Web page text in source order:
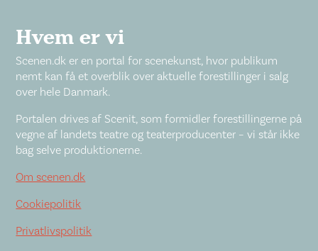
Hvem er vi
Scenen.dk er en portal for scenekunst, hvor publikum
nemt kan få et overblik over aktuelle forestillinger i salg
over hele Danmark.
Portalen drives af Scenit, som formidler forestillingerne på
vegne af landets teatre og teaterproducenter – vi står ikke
bag selve produktionerne.
Om scenen.dk
Cookiepolitik
Privatlivspolitik